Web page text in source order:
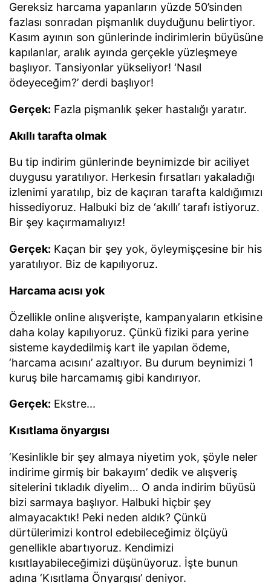
Gereksiz harcama yapanların yüzde 50’sinden
fazlası sonradan pişmanlık duyduğunu belirtiyor.
Kasım ayının son günlerinde indirimlerin büyüsüne
kapılanlar, aralık ayında gerçekle yüzleşmeye
başlıyor. Tansiyonlar yükseliyor! ‘Nasıl
ödeyeceğim?’ derdi başlıyor!
Gerçek: Fazla pişmanlık şeker hastalığı yaratır.
Akıllı tarafta olmak
Bu tip indirim günlerinde beynimizde bir aciliyet
duygusu yaratılıyor. Herkesin fırsatları yakaladığı
izlenimi yaratılıp, biz de kaçıran tarafta kaldığımızı
hissediyoruz. Halbuki biz de ‘akıllı’ tarafı istiyoruz.
Bir şey kaçırmamalıyız!
Gerçek: Kaçan bir şey yok, öyleymişçesine bir his
yaratılıyor. Biz de kapılıyoruz.
Harcama acısı yok
Özellikle online alışverişte, kampanyaların etkisine
daha kolay kapılıyoruz. Çünkü fiziki para yerine
sisteme kaydedilmiş kart ile yapılan ödeme,
‘harcama acısını’ azaltıyor. Bu durum beynimizi 1
kuruş bile harcamamış gibi kandırıyor.
Gerçek: Ekstre...
Kısıtlama önyargısı
‘Kesinlikle bir şey almaya niyetim yok, şöyle neler
indirime girmiş bir bakayım’ dedik ve alışveriş
sitelerini tıkladık diyelim… O anda indirim büyüsü
bizi sarmaya başlıyor. Halbuki hiçbir şey
almayacaktık! Peki neden aldık? Çünkü
dürtülerimizi kontrol edebileceğimiz ölçüyü
genellikle abartıyoruz. Kendimizi
kısıtlayabileceğimizi düşünüyoruz. İşte bunun
adına ‘Kısıtlama Önyargısı’ deniyor.